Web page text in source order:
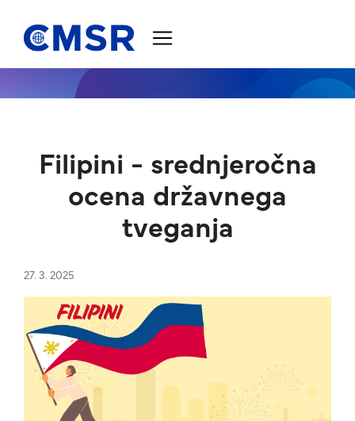
Filipini - srednjeročna
ocena državnega
tveganja
27. 3. 2025